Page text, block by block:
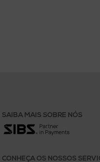
SAIBA MAIS SOBRE NÓS
CONHEÇA OS NOSSOS